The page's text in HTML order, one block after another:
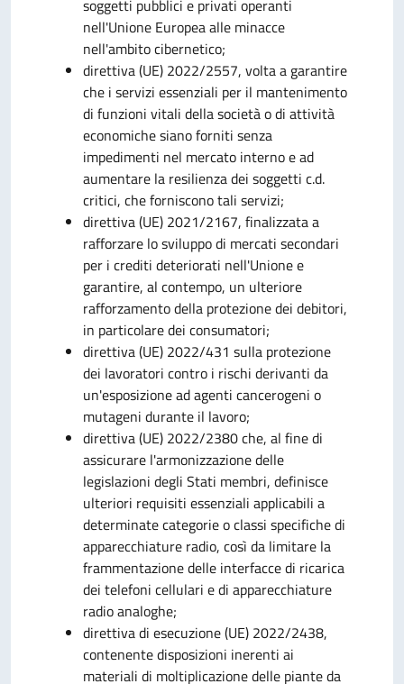
soggetti pubblici e privati operanti
nell'Unione Europea alle minacce
nell'ambito cibernetico;
direttiva (UE) 2022/2557, volta a garantire
che i servizi essenziali per il mantenimento
di funzioni vitali della società o di attività
economiche siano forniti senza
impedimenti nel mercato interno e ad
aumentare la resilienza dei soggetti c.d.
critici, che forniscono tali servizi;
direttiva (UE) 2021/2167, finalizzata a
rafforzare lo sviluppo di mercati secondari
per i crediti deteriorati nell'Unione e
garantire, al contempo, un ulteriore
rafforzamento della protezione dei debitori,
in particolare dei consumatori;
direttiva (UE) 2022/431 sulla protezione
dei lavoratori contro i rischi derivanti da
un'esposizione ad agenti cancerogeni o
mutageni durante il lavoro;
direttiva (UE) 2022/2380 che, al fine di
assicurare l'armonizzazione delle
legislazioni degli Stati membri, definisce
ulteriori requisiti essenziali applicabili a
determinate categorie o classi specifiche di
apparecchiature radio, così da limitare la
frammentazione delle interfacce di ricarica
dei telefoni cellulari e di apparecchiature
radio analoghe;
direttiva di esecuzione (UE) 2022/2438,
contenente disposizioni inerenti ai
materiali di moltiplicazione delle piante da